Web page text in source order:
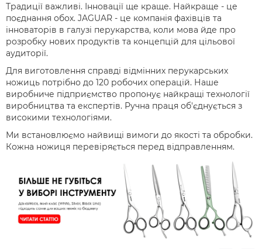
Традиції важливі. Інновації ще краще. Найкраще - це
поєднання обох. JAGUAR - це компанія фахівців та
інноваторів в галузі перукарства, коли мова йде про
розробку нових продуктів та концепцій для цільової
аудиторії.
Для виготовлення справді відмінних перукарських
ножиць потрібно до 120 робочих операцій. Наше
виробниче підприємство пропонує найкращі технології
виробництва та експертів. Ручна праця об'єднується з
високими технологіями.
Ми встановлюємо найвищі вимоги до якості та обробки.
Кожна ножиця перевіряється перед відправленням.